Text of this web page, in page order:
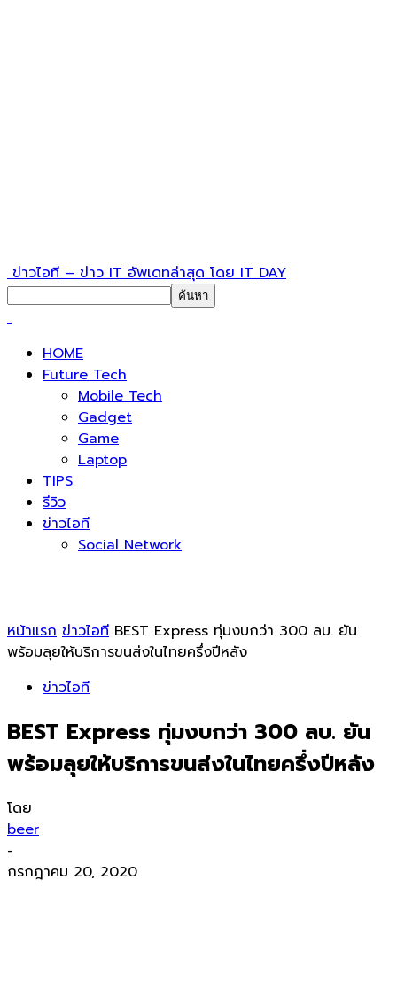
ข่าวไอที – ข่าว IT อัพเดทล่าสุด โดย IT DAY
HOME
Future Tech
Mobile Tech
Gadget
Game
Laptop
TIPS
รีวิว
ข่าวไอที
Social Network
หน้าแรก ข่าวไอที BEST Express ทุ่มงบกว่า 300 ลบ. ยัน
พร้อมลุยให้บริการขนส่งในไทยครึ่งปีหลัง
ข่าวไอที
BEST Express ทุ่มงบกว่า 300 ลบ. ยัน
พร้อมลุยให้บริการขนส่งในไทยครึ่งปีหลัง
โดย
beer
-
กรกฎาคม 20, 2020